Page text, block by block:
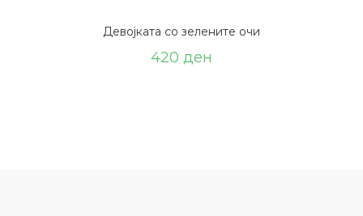
Девојката со зелените очи
420 ден